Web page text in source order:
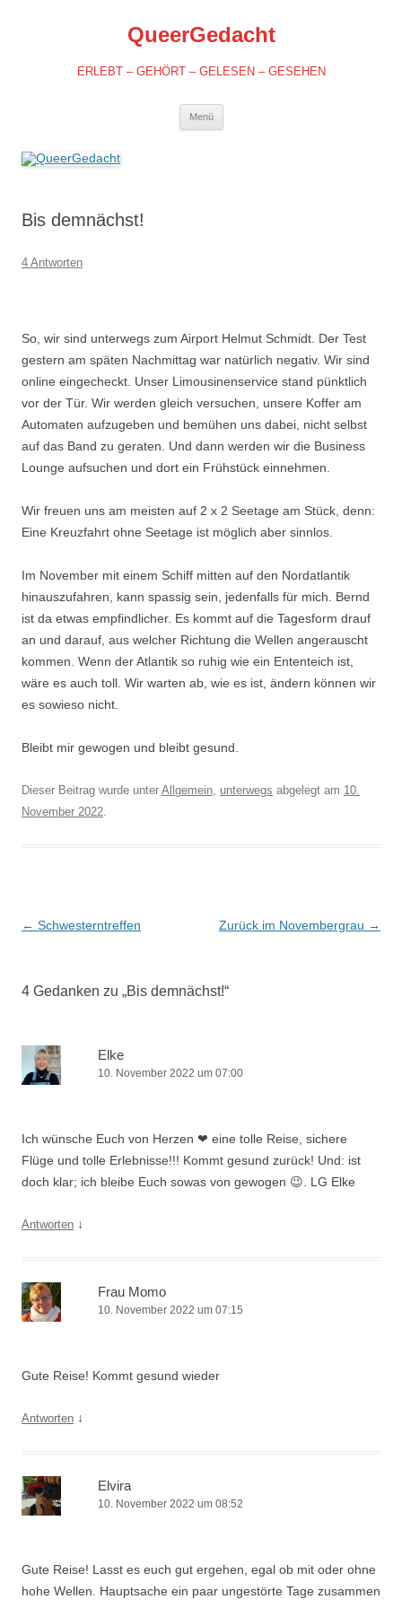
QueerGedacht
ERLEBT – GEHÖRT – GELESEN – GESEHEN
Menü
Bis demnächst!
4 Antworten
So, wir sind unterwegs zum Airport Helmut Schmidt. Der Test
gestern am späten Nachmittag war natürlich negativ. Wir sind
online eingecheckt. Unser Limousinenservice stand pünktlich
vor der Tür. Wir werden gleich versuchen, unsere Koffer am
Automaten aufzugeben und bemühen uns dabei, nicht selbst
auf das Band zu geraten. Und dann werden wir die Business
Lounge aufsuchen und dort ein Frühstück einnehmen.
Wir freuen uns am meisten auf 2 x 2 Seetage am Stück, denn:
Eine Kreuzfahrt ohne Seetage ist möglich aber sinnlos.
Im November mit einem Schiff mitten auf den Nordatlantik
hinauszufahren, kann spassig sein, jedenfalls für mich. Bernd
ist da etwas empfindlicher. Es kommt auf die Tagesform drauf
an und darauf, aus welcher Richtung die Wellen angerauscht
kommen. Wenn der Atlantik so ruhig wie ein Ententeich ist,
wäre es auch toll. Wir warten ab, wie es ist, ändern können wir
es sowieso nicht.
Bleibt mir gewogen und bleibt gesund.
Dieser Beitrag wurde unter Allgemein, unterwegs abgelegt am 10.
November 2022.
Beitrags-
← Schwesterntreffen Zurück im Novembergrau →
4 Gedanken zu „Bis demnächst!“
Elke
10. November 2022 um 07:00
Ich wünsche Euch von Herzen ❤ eine tolle Reise, sichere
Flüge und tolle Erlebnisse!!! Kommt gesund zurück! Und: ist
doch klar; ich bleibe Euch sowas von gewogen 😉. LG Elke
Antworten ↓
Frau Momo
10. November 2022 um 07:15
Gute Reise! Kommt gesund wieder
Antworten ↓
Elvira
10. November 2022 um 08:52
Gute Reise! Lasst es euch gut ergehen, egal ob mit oder ohne
hohe Wellen. Hauptsache ein paar ungestörte Tage zusammen